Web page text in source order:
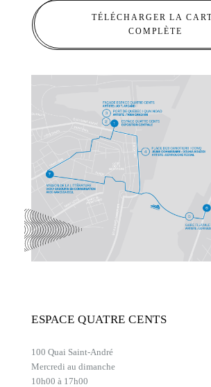
TÉLÉCHARGER LA
COMPLÈTE
ESPACE QUATRE CENTS
100 Quai Saint-André
Mercredi au dimanche
10h00 à 17h00